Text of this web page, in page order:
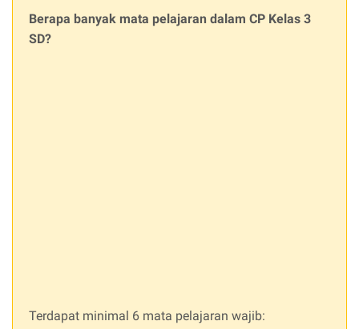
Berapa banyak mata pelajaran dalam CP Kelas 3
SD?
Terdapat minimal 6 mata pelajaran wajib: